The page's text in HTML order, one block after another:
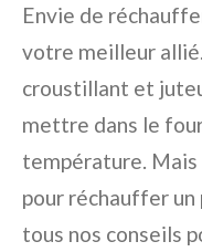
Envie de
votre meilleur
croustillant et
mettre dans le
température.
pour réchauffer
tous nos conseils